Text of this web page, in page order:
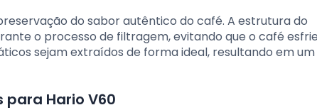
do sabor autêntico do café. A estrutura do
o processo de filtragem, evitando que o café esfrie
sejam extraídos de forma ideal, resultando em um
Hario V60